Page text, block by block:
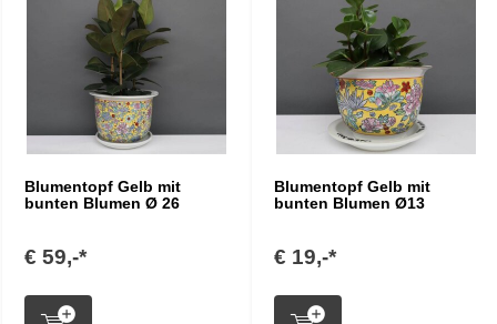
Blumentopf Gelb mit
bunten Blumen Ø 26
€ 59,-*
Blumentopf Gelb mit
bunten Blumen Ø13
€ 19,-*